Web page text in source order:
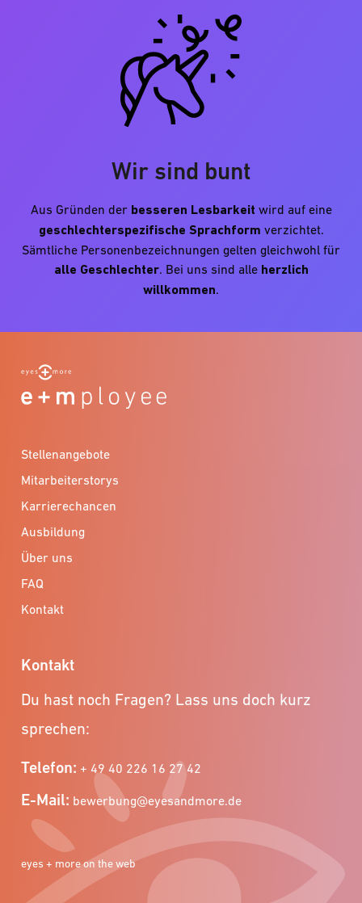
Wir sind bunt
Aus Gründen der besseren Lesbarkeit wird auf eine
geschlechterspezifische Sprachform verzichtet.
Sämtliche Personenbezeichnungen gelten gleichwohl für
alle Geschlechter. Bei uns sind alle herzlich
willkommen.
Stellenangebote
Mitarbeiterstorys
Karrierechancen
Ausbildung
Über uns
FAQ
Kontakt
Kontakt
Du hast noch Fragen? Lass uns doch kurz
sprechen:
Telefon: + 49 40 226 16 27 42
E-Mail: bewerbung@eyesandmore.de
eyes + more on the web